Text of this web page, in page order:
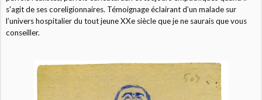
s'agit de ses coreligionnaires. Témoignage éclairant d’un malade sur
l’univers hospitalier du tout jeune XXe siècle que je ne saurais que vous
conseiller.